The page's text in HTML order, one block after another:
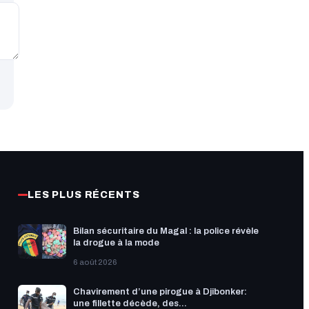
LES PLUS RÉCENTS
Bilan sécuritaire du Magal : la police révèle
la drogue à la mode
6 août 2026
​Chavirement d’une pirogue à Djibonker:
une fillette décède, des...